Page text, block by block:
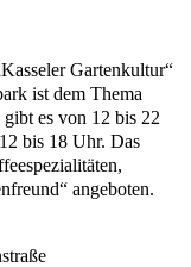
Gartenkultur“
ist dem Thema
es von 12 bis 22
bis 18 Uhr. Das
angeboten.